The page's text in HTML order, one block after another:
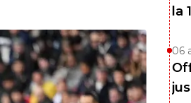
la
06